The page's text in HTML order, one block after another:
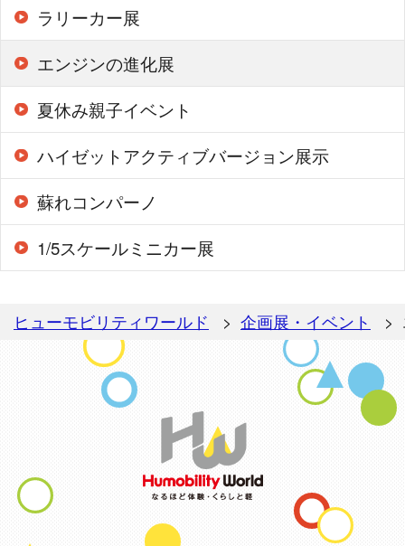
ラリーカー展
エンジンの進化展
夏休み親子イベント
ハイゼットアクティブバージョン展示
蘇れコンパーノ
1/5スケールミニカー展
ヒューモビリティワールド 企画展・イベント